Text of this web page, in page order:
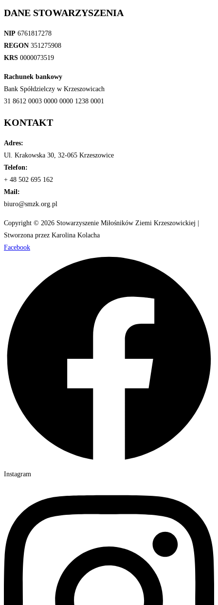
DANE STOWARZYSZENIA
NIP 6761817278
REGON 351275908
KRS 0000073519
Rachunek bankowy
Bank Spółdzielczy w Krzeszowicach
31 8612 0003 0000 0000 1238 0001
KONTAKT
Adres:
Ul. Krakowska 30, 32-065 Krzeszowice
Telefon:
+ 48 502 695 162
Mail:
biuro@smzk.org.pl
Copyright © 2026 Stowarzyszenie Miłośników Ziemi Krzeszowickiej |
Stworzona przez Karolina Kolacha
Facebook
Instagram